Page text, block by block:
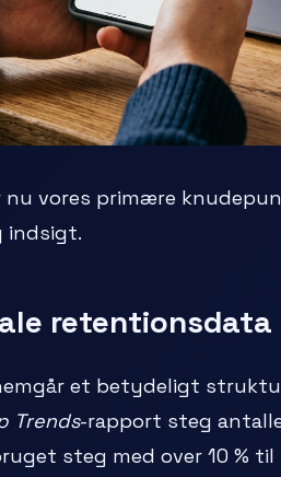
nu vores primære
indsigt.
retentionsdata
et betydeligt
Trends-rapport steg
steg med over 10 % til